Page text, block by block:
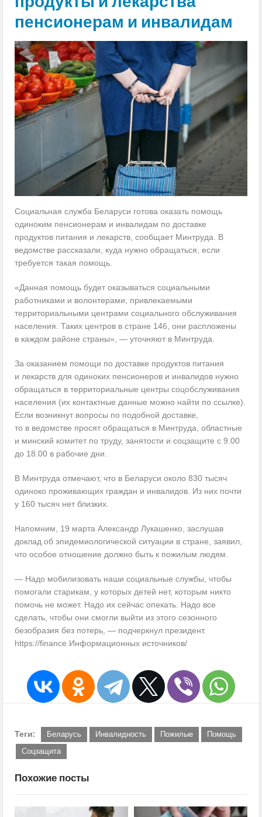
пенсионерам и инвалидам
Социальная служба Беларуси готова оказать помощь
одиноким пенсионерам и инвалидам по доставке
продуктов питания и лекарств, сообщает Минтруда. В
ведомстве рассказали, куда нужно обращаться, если
требуется такая помощь.
«Данная помощь будет оказываться социальными
работниками и волонтерами, привлекаемыми
территориальными центрами социального обслуживания
населения. Таких центров в стране 146, они распложены
в каждом районе страны», — уточняют в Минтруда.
За оказанием помощи по доставке продуктов питания
и лекарств для одиноких пенсионеров и инвалидов нужно
обращаться в территориальные центры соцобслуживания
населения (их контактные данные можно найти по ссылке).
Если возникнут вопросы по подобной доставке,
то в ведомстве просят обращаться в Минтруда, областные
и минский комитет по труду, занятости и соцзащите с 9.00
до 18.00 в рабочие дни.
В Минтруда отмечают, что в Беларуси около 830 тысяч
одиноко проживающих граждан и инвалидов. Из них почти
у 160 тысяч нет близких.
Напомним, 19 марта Александр Лукашенко, заслушав
доклад об эпидемиологической ситуации в стране, заявил,
что особое отношение должно быть к пожилым людям.
— Надо мобилизовать наши социальные службы, чтобы
помогали старикам, у которых детей нет, которым никто
помочь не может. Надо их сейчас опекать. Надо все
сделать, чтобы они смогли выйти из этого сезонного
безобразия без потерь, — подчеркнул президент.
https://finance.Информационных источников/
Теги: Беларусь Инвалидность Пожилые
Помощь
Соцзащита
Похожие посты